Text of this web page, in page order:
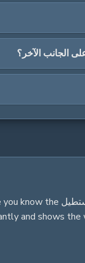
الجانب الآخر؟
you know the
and shows the